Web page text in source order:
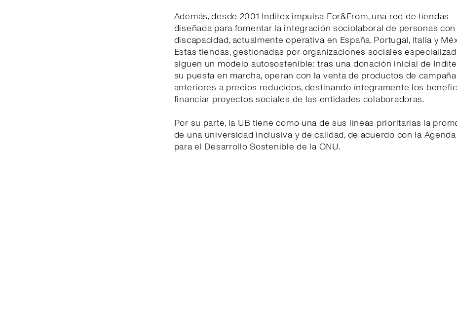
Además, desde 2001 Inditex impulsa For&From, una red de tiendas
diseñada para fomentar la integración sociolaboral de personas con
discapacidad, actualmente operativa en España, Portugal, Italia y
Estas tiendas, gestionadas por organizaciones sociales
siguen un modelo autosostenible: tras una donación inicial de
su puesta en marcha, operan con la venta de productos de
anteriores a precios reducidos, destinando íntegramente los
financiar proyectos sociales de las entidades colaboradoras.
Por su parte, la UB tiene como una de sus líneas prioritarias la
de una universidad inclusiva y de calidad, de acuerdo con la
para el Desarrollo Sostenible de la ONU.